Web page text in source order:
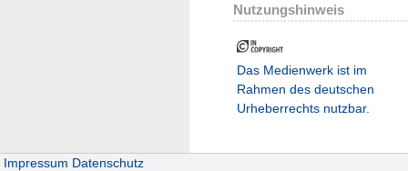
Nutzungshinweis
Das Medienwerk ist im
Rahmen des deutschen
Urheberrechts nutzbar.
Impressum Datenschutz